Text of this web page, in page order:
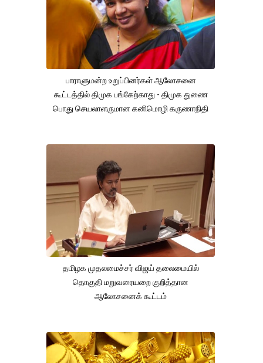
பாராளுமன்ற உறுப்பினர்கள் ஆலோசனை
கூட்டத்தில் திமுக பங்கேற்காது - திமுக துணை
பொது செயலாளருமான கனிமொழி கருணாநிதி
தமிழக முதலமைச்சர் விஜய் தலைமையில்
தொகுதி மறுவரையறை குறித்தான
ஆலோசனைக் கூட்டம்